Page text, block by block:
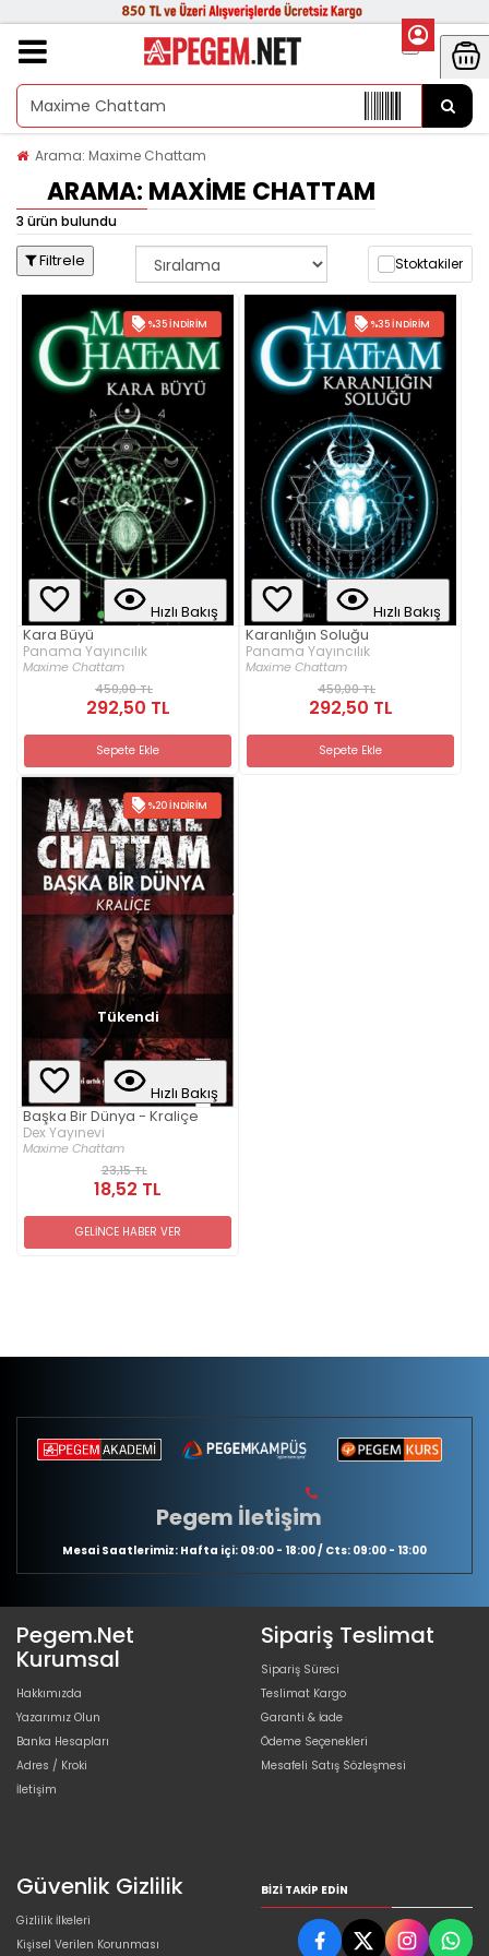
Arama: Maxime Chattam
ARAMA: MAXIME CHATTAM
3 ürün bulundu
Filtrele Stoktakiler
%35 İNDIRIM
Hızlı Bakış
Kara Büyü
Panama Yayıncılık
Maxime Chattam
450,00 TL
292,50 TL
Sepete Ekle
%35 İNDIRIM
Hızlı Bakış
Karanlığın Soluğu
Panama Yayıncılık
Maxime Chattam
450,00 TL
292,50 TL
Sepete Ekle
%20 İNDIRIM
Tükendi
Hızlı Bakış
Başka Bir Dünya - Kraliçe
Dex Yayınevi
Maxime Chattam
23,15 TL
18,52 TL
GELİNCE HABER VER
Pegem İletişim
Mesai Saatlerimiz: Hafta içi: 09:00 - 18:00 / Cts: 09:00 - 13:00
Pegem.Net
Kurumsal
Hakkımızda
Yazarımız Olun
Banka Hesapları
Adres / Kroki
İletişim
Sipariş Teslimat
Sipariş Süreci
Teslimat Kargo
Garanti & İade
Ödeme Seçenekleri
Mesafeli Satış Sözleşmesi
Güvenlik Gizlilik
Gizlilik İlkeleri
Kişisel Verilen Korunması
BIZI TAKIP EDIN